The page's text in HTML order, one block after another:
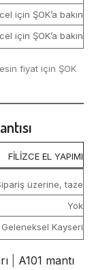
için ŞOK’a bakın
için ŞOK’a bakın
fiyat için ŞOK
FILIZCE EL YAPIMI
üzerine, taze
Yok
Geleneksel Kayseri
A101 mantı